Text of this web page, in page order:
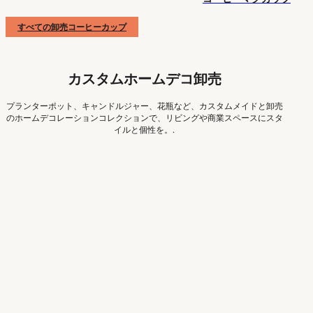
すべての卸売コーヒーカップ
カスタムホームデコ卸売
プランターポット、キャンドルジャー、花瓶など、カスタムメイドと卸売
のホームデコレーションコレクションで、リビングや商業スペースにスタ
イルと個性を。.